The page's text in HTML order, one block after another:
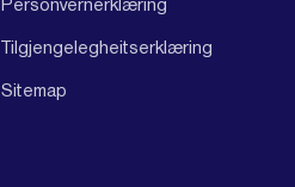
Personvernerklæring
Tilgjengelegheitserklæring
Sitemap